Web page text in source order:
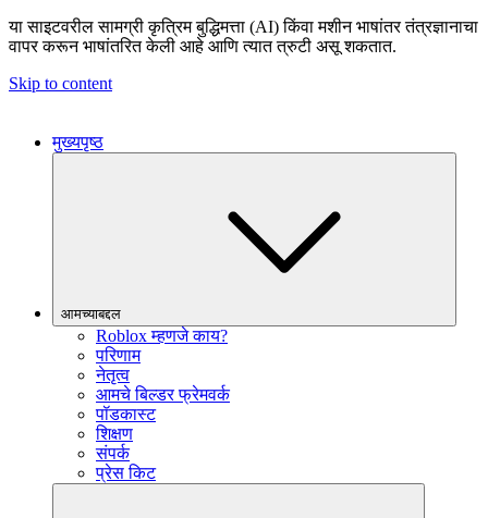
या साइटवरील सामग्री कृत्रिम बुद्धिमत्ता (AI) किंवा मशीन भाषांतर तंत्रज्ञानाचा
वापर करून भाषांतरित केली आहे आणि त्यात त्रुटी असू शकतात.
Skip to content
मुख्यपृष्ठ
आमच्याबद्दल
Roblox म्हणजे काय?
परिणाम
नेतृत्व
आमचे बिल्डर फ्रेमवर्क
पॉडकास्ट
शिक्षण
संपर्क
प्रेस किट